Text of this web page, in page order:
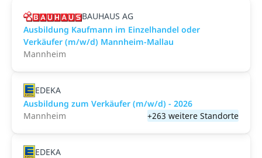
BAUHAUS AG
Ausbildung Kaufmann im Einzelhandel oder
Verkäufer (m/w/d) Mannheim-Mallau
Mannheim
EDEKA
Ausbildung zum Verkäufer (m/w/d) - 2026
Mannheim
+263 weitere Standorte
EDEKA